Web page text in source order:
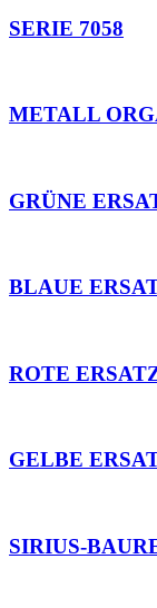
SERIE 7058
METALL
GRÜNE
BLAUE
ROTE
GELBE
SIRIUS-